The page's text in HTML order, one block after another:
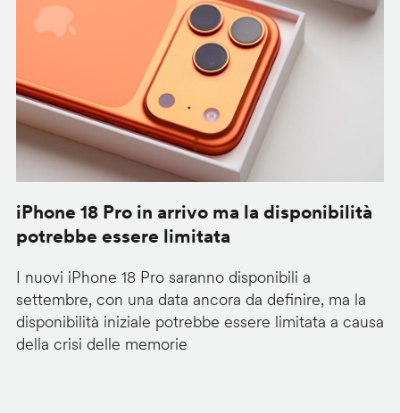
iPhone 18 Pro in arrivo ma la disponibilità
potrebbe essere limitata
I nuovi iPhone 18 Pro saranno disponibili a
settembre, con una data ancora da definire, ma la
disponibilità iniziale potrebbe essere limitata a causa
della crisi delle memorie